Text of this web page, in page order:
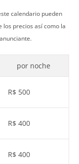
calendario pueden
los precios así como la
por noche
R$ 500
R$ 400
R$ 400